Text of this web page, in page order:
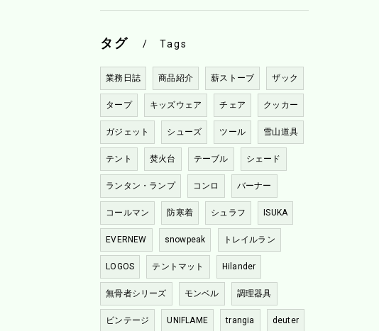
タグ Tags
業務日誌 商品紹介 薪ストーブ ザック
タープ キッズウェア チェア クッカー
ガジェット シューズ ツール 雪山道具
テント 焚火台 テーブル シェード
ランタン・ランプ コンロ バーナー
コールマン 防寒着 シュラフ ISUKA
EVERNEW snowpeak トレイルラン
LOGOS テントマット Hilander
無骨者シリーズ モンベル 調理器具
ビンテージ UNIFLAME trangia deuter